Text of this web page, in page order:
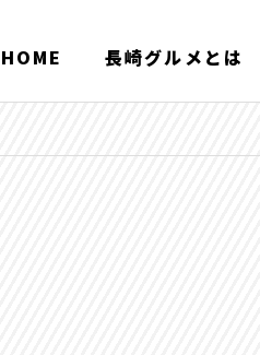
HOME 長崎グルメとは